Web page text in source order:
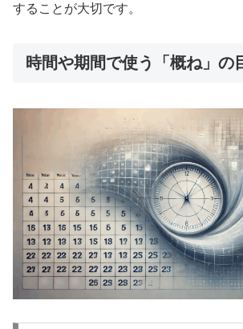
することが大切です。
時間や期間で使う「概ね」の